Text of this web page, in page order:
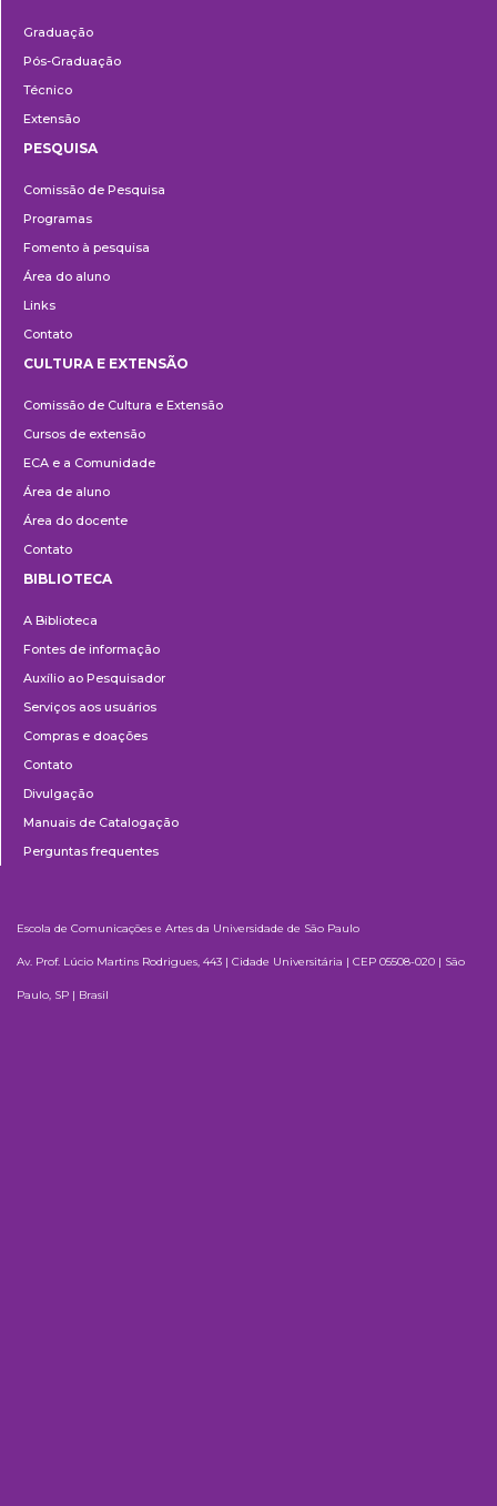
Graduação
Pós-Graduação
Técnico
Extensão
PESQUISA
Comissão de Pesquisa
Programas
Fomento à pesquisa
Área do aluno
Links
Contato
e
Extensão
CULTURA E EXTENSÃO
Comissão de Cultura e Extensão
Cursos de extensão
ECA e a Comunidade
Área de aluno
Área do docente
Contato
BIBLIOTECA
A Biblioteca
Fontes de informação
Auxílio ao Pesquisador
Serviços aos usuários
Compras e doações
Contato
Divulgação
Manuais de Catalogação
Perguntas frequentes
Escola de Comunicações e Artes da Universidade de São Paulo
Av. Prof. Lúcio Martins Rodrigues, 443 | Cidade Universitária | CEP 05508-020 | São
Paulo, SP | Brasil